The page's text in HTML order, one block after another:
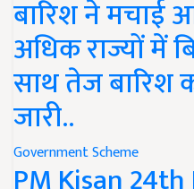
बारिश ने मचाई
अधिक राज्यों में
साथ तेज बारिश
जारी..
Government Scheme